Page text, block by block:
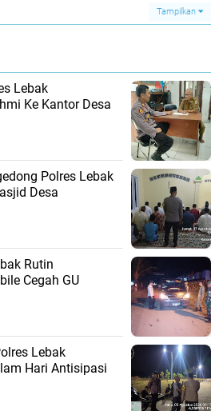
Tampilkan
Lebak
Ke Kantor Desa
Polres Lebak
Desa
Rutin
Cegah GU
Lebak
Hari Antisipasi